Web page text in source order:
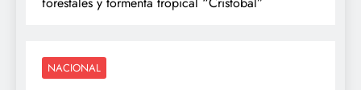
NACIONAL